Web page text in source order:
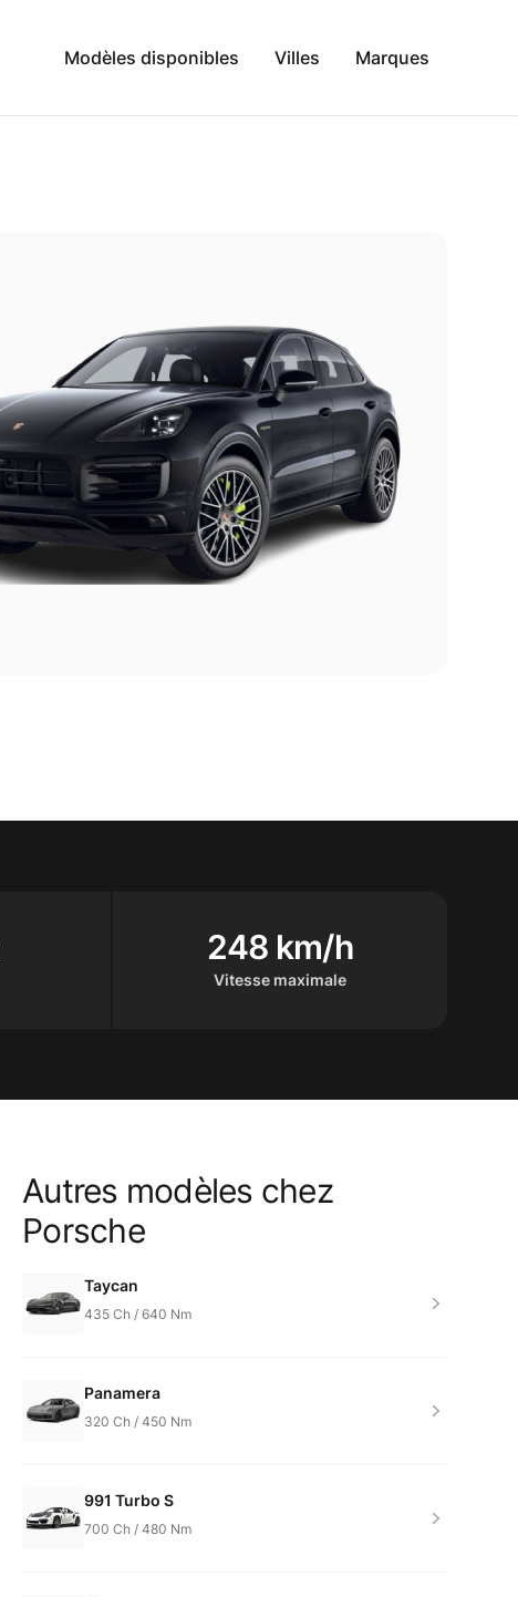
Modèles disponibles Villes Marques
Vitesse maximale
248 km/h
Product information
Autres modèles chez
Porsche
Taycan
435 Ch / 640 Nm
Panamera
320 Ch / 450 Nm
991 Turbo S
700 Ch / 480 Nm